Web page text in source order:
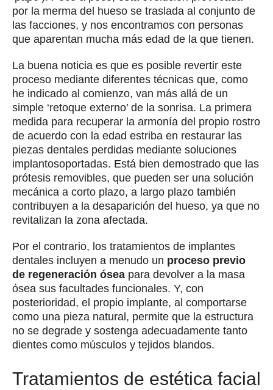
por la merma del hueso se traslada al conjunto de
las facciones, y nos encontramos con personas
que aparentan mucha más edad de la que tienen.
La buena noticia es que es posible revertir este
proceso mediante diferentes técnicas que, como
he indicado al comienzo, van más allá de un
simple ‘retoque externo’ de la sonrisa. La primera
medida para recuperar la armonía del propio rostro
de acuerdo con la edad estriba en restaurar las
piezas dentales perdidas mediante soluciones
implantosoportadas. Está bien demostrado que las
prótesis removibles, que pueden ser una solución
mecánica a corto plazo, a largo plazo también
contribuyen a la desaparición del hueso, ya que no
revitalizan la zona afectada.
Por el contrario, los tratamientos de implantes
dentales incluyen a menudo un proceso previo
de regeneración ósea para devolver a la masa
ósea sus facultades funcionales. Y, con
posterioridad, el propio implante, al comportarse
como una pieza natural, permite que la estructura
no se degrade y sostenga adecuadamente tanto
dientes como músculos y tejidos blandos.
Tratamientos de estética facial